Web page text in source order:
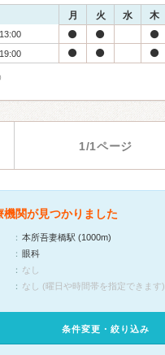
月 火 水 木
1/1ページ
機関が見つかりました
本所吾妻橋駅 (1000m)
眼科
なし
なし (曜日や時間帯を指定できます)
条件変更・絞り込み